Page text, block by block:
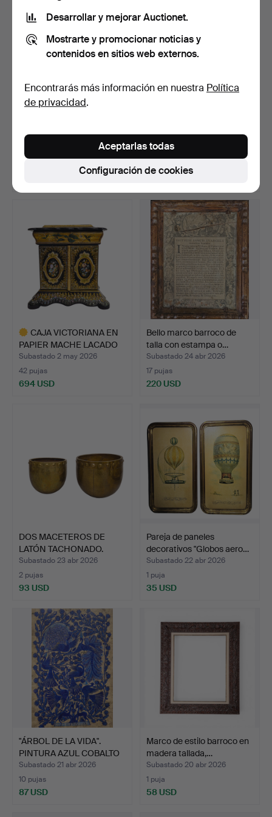
historicista en bronce …
columna en alabastro, del…
Vendido
CAJA VICTORIANA EN
PAPIER MACHE LACADO
CON…
Subastado 2 may 2026
42 pujas
694 USD
Bello marco barroco de
talla con estampa o…
Subastado 24 abr 2026
17 pujas
220 USD
DOS MACETEROS DE
LATÓN TACHONADO.
Subastado 23 abr 2026
2 pujas
93 USD
Pareja de paneles
decorativos "Globos aero…
Subastado 22 abr 2026
1 puja
35 USD
"ÁRBOL DE LA VIDA".
PINTURA AZUL COBALTO
S…
Subastado 21 abr 2026
10 pujas
87 USD
Marco de estilo barroco en
madera tallada,…
Subastado 20 abr 2026
1 puja
58 USD
Desarrollar y mejorar Auctionet.
Mostrarte y promocionar noticias y
contenidos en sitios web externos.
Encontrarás más información en nuestra Política
de privacidad.
Configuración de cookies
Aceptarlas todas